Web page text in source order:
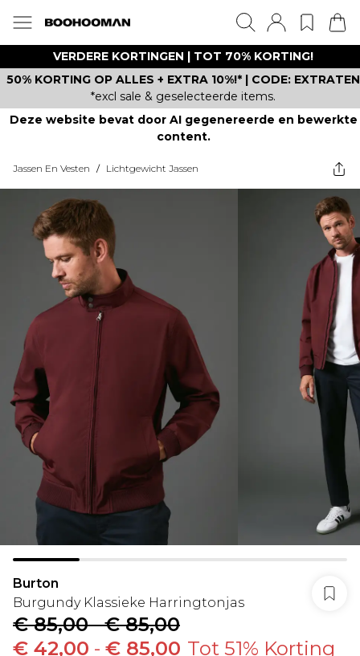
VERDERE KORTINGEN | TOT 70% KORTING!
50% KORTING OP ALLES + EXTRA 10%!* | CODE: EXTRATEN
*excl sale & geselecteerde items.
Deze website bevat door AI gegenereerde en bewerkte
content.
Jassen En Vesten / Lichtgewicht Jassen
Burton
Burgundy Klassieke Harringtonjas
€ 85,00-€ 85,00
€ 42,00 - € 85,00 Tot 51% Korting